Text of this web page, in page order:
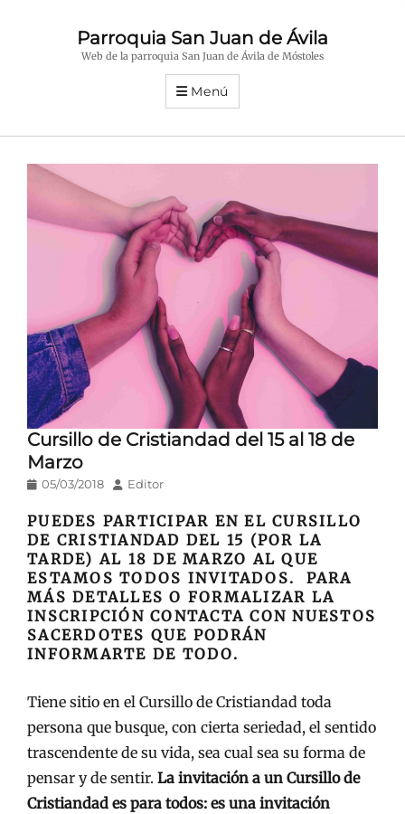
Parroquia San Juan de Ávila
Web de la parroquia San Juan de Ávila de Móstoles
Menú
Cursillo de Cristiandad del 15 al 18 de
Marzo
Publicado
05/03/2018 AutorEditor
PUEDES PARTICIPAR EN EL CURSILLO
DE CRISTIANDAD DEL 15 (POR LA
TARDE) AL 18 DE MARZO AL QUE
ESTAMOS TODOS INVITADOS. PARA
MÁS DETALLES O FORMALIZAR LA
INSCRIPCIÓN CONTACTA CON NUESTOS
SACERDOTES QUE PODRÁN
INFORMARTE DE TODO.
Tiene sitio en el Cursillo de Cristiandad toda
persona que busque, con cierta seriedad, el sentido
trascendente de su vida, sea cual sea su forma de
pensar y de sentir. La invitación a un Cursillo de
Cristiandad es para todos: es una invitación